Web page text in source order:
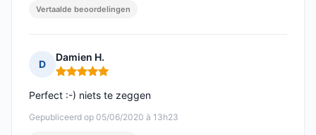
Vertaalde beoordelingen
D
Damien H.
Opmerking: 5 van 5
Gepubliceerd op 05/06/2020 à 13h23
Perfect :-) niets te zeggen